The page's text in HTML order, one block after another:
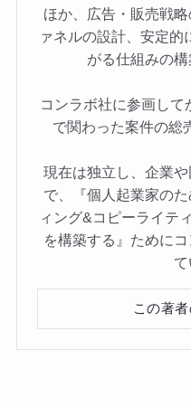
ほか、広告・販売戦
ァネルの設計、安定的
がる仕組みの構
コンラボ社に参画し
で関わった案件の総
現在は独立し、企業
で、『個人起業家の
ィング&コピーライテ
を構築する』ために
て
この著